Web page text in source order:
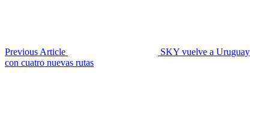
Previous Article
SKY vuelve a Uruguay
con cuatro nuevas rutas